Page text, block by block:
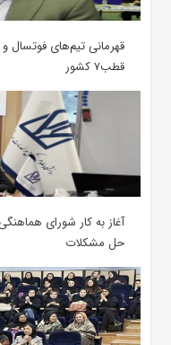
قهرمانی تیم‌های فوتسال
قطب۷ کشور
آغاز به کار شورای
حل مشکلات